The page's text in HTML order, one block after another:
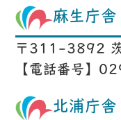
麻生庁舎
〒311-3892
【電話番号】
北浦庁舎